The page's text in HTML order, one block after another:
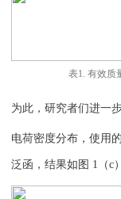
表1. 有效质
为此，研究者们进一
电荷密度分布，使用
泛函，结果如图 1（c